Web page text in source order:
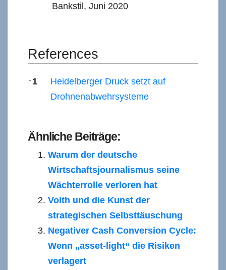
Bankstil, Juni 2020
References
↑1
Heidelberger Druck setzt auf
Drohnenabwehrsysteme
Ähnliche Beiträge:
Warum der deutsche
Wirtschaftsjournalismus seine
Wächterrolle verloren hat
Voith und die Kunst der
strategischen Selbsttäuschung
Negativer Cash Conversion Cycle:
Wenn „asset-light“ die Risiken
verlagert